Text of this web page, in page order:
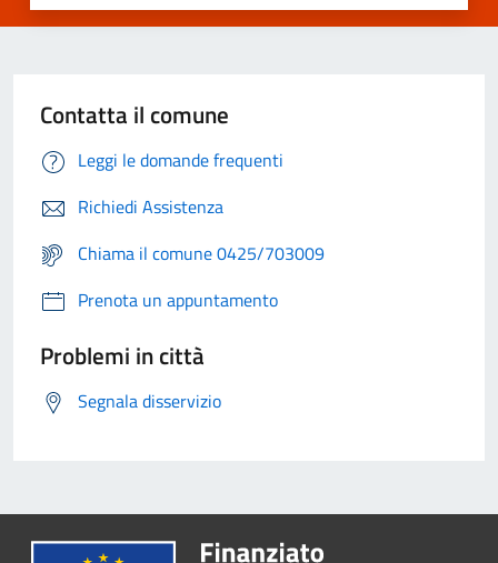
Contatta il comune
Leggi le domande frequenti
Richiedi Assistenza
Chiama il comune 0425/703009
Prenota un appuntamento
Problemi in città
Segnala disservizio